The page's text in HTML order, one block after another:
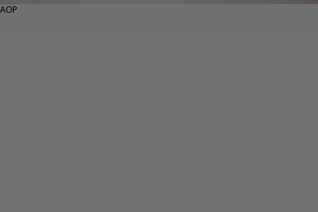
AOP